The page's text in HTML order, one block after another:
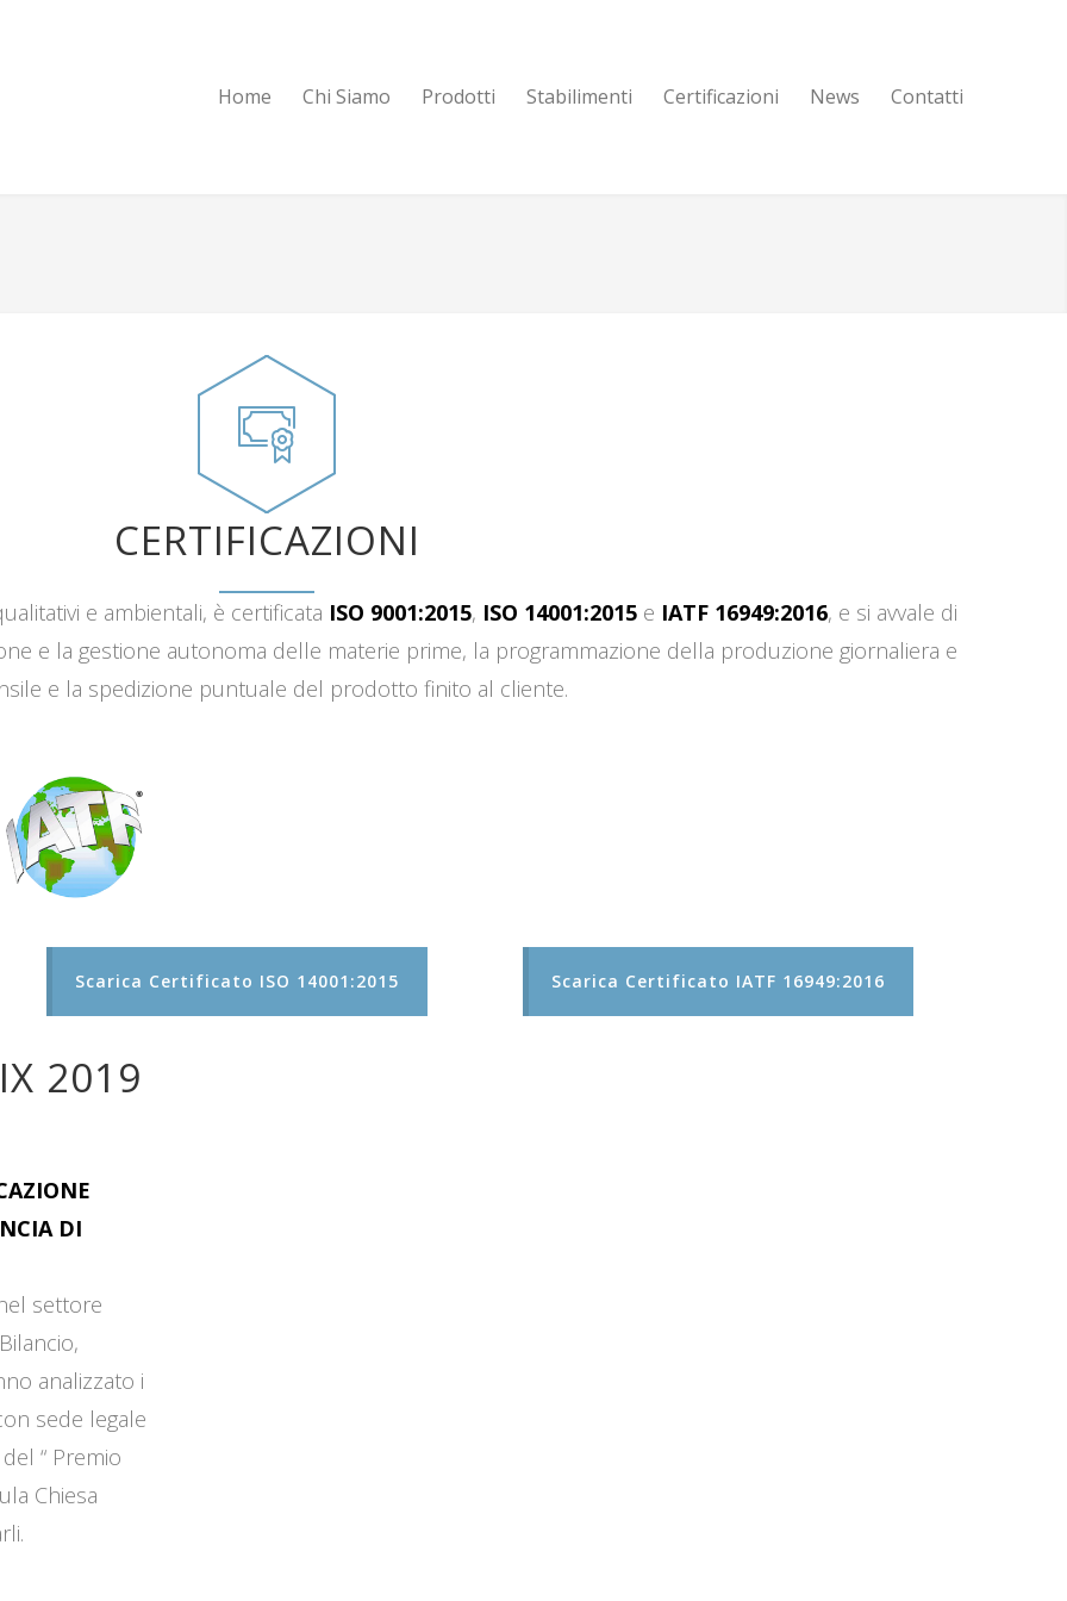
Home Chi Siamo Prodotti Stabilimenti Certificazioni News Contatti
CERTIFICAZIONI
e ambientali, è certificata ISO 9001:2015, ISO 14001:2015 e IATF 16949:2016, e si avvale di
e la gestione autonoma delle materie prime, la programmazione della produzione giornaliera e
e la spedizione puntuale del prodotto finito al cliente.
Scarica Certificato ISO 14001:2015 Scarica Certificato IATF 16949:2016
2019
DI
settore
analizzato i
sede legale
“ Premio
Chiesa